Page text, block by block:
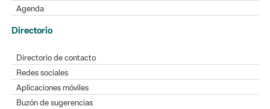
Agenda
Directorio
Directorio de contacto
Redes sociales
Aplicaciones móviles
Buzón de sugerencias